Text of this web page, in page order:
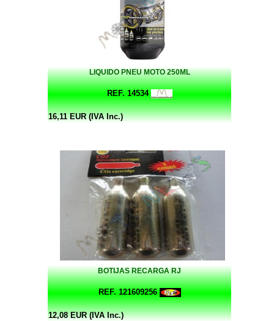
LIQUIDO PNEU MOTO 250ML
REF. 14534
16,11 EUR (IVA Inc.)
BOTIJAS RECARGA RJ
REF. 121609256
12,08 EUR (IVA Inc.)